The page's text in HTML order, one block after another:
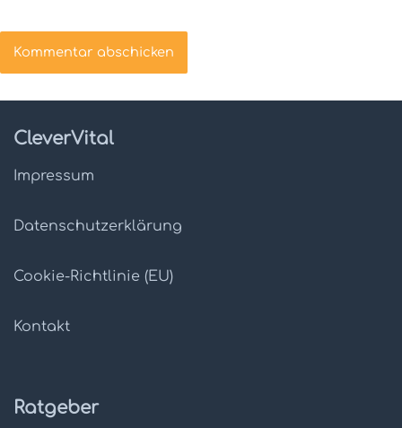
CleverVital
Impressum
Datenschutz­erklärung
Cookie-Richtlinie (EU)
Kontakt
Ratgeber